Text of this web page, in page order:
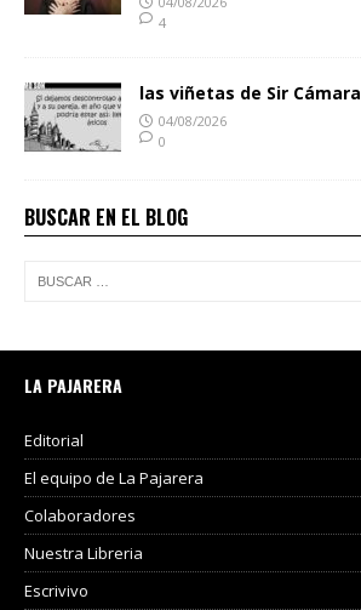
4
las viñetas de Sir Cámara
04/08/2026
0
BUSCAR EN EL BLOG
LA PAJARERA
Editorial
El equipo de La Pajarera
Colaboradores
Nuestra Libreria
Escrivivo